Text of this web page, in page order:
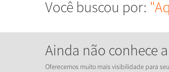
Você buscou por:
Ainda não conhece a
Oferecemos muito mais visibilidade para